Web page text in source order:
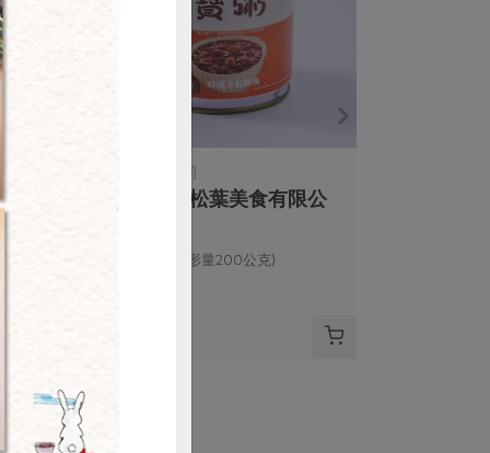
松葉美食有限公司
桂圓八寶粥(松葉美食有限公
淨重300公克(固形量200公克)